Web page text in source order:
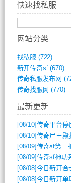
快速找私服
网站分类
找私服 (722)
新开传奇sf(670)
传奇私服发布网
传奇找服网 (770)
最新更新
[08/10]传奇平台停服后如
[08/10]传奇尸王殿
[08/09]传奇sf第一把
[08/09]传奇sf神功系
[08/08]今日新开合击传
[08/08]今日新开单职业传奇